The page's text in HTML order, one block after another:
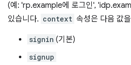
(예: 'rp.example에 로그인',
있습니다. context 속성은 다음 값
signin (기본)
signup